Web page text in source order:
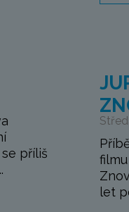
příliš
let